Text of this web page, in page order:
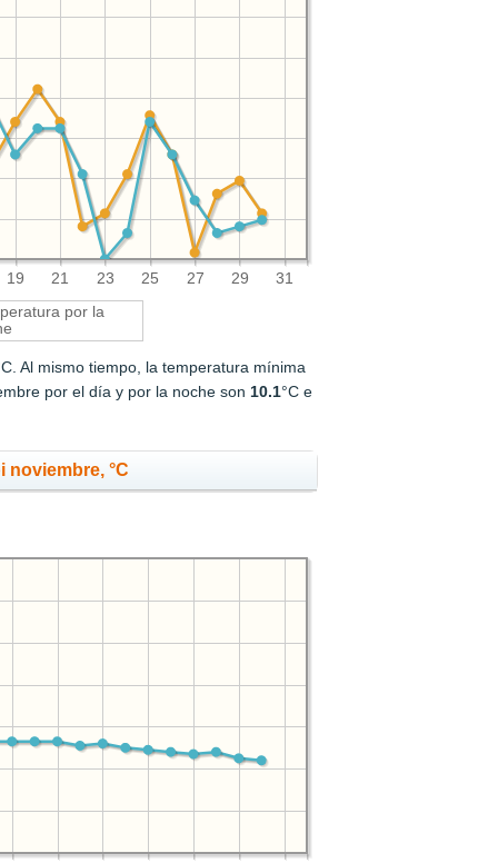
19 21 23 25 27 29 31
por la
Al mismo tiempo, la temperatura mínima
por el día y por la noche son 10.1°C e
noviembre, °C